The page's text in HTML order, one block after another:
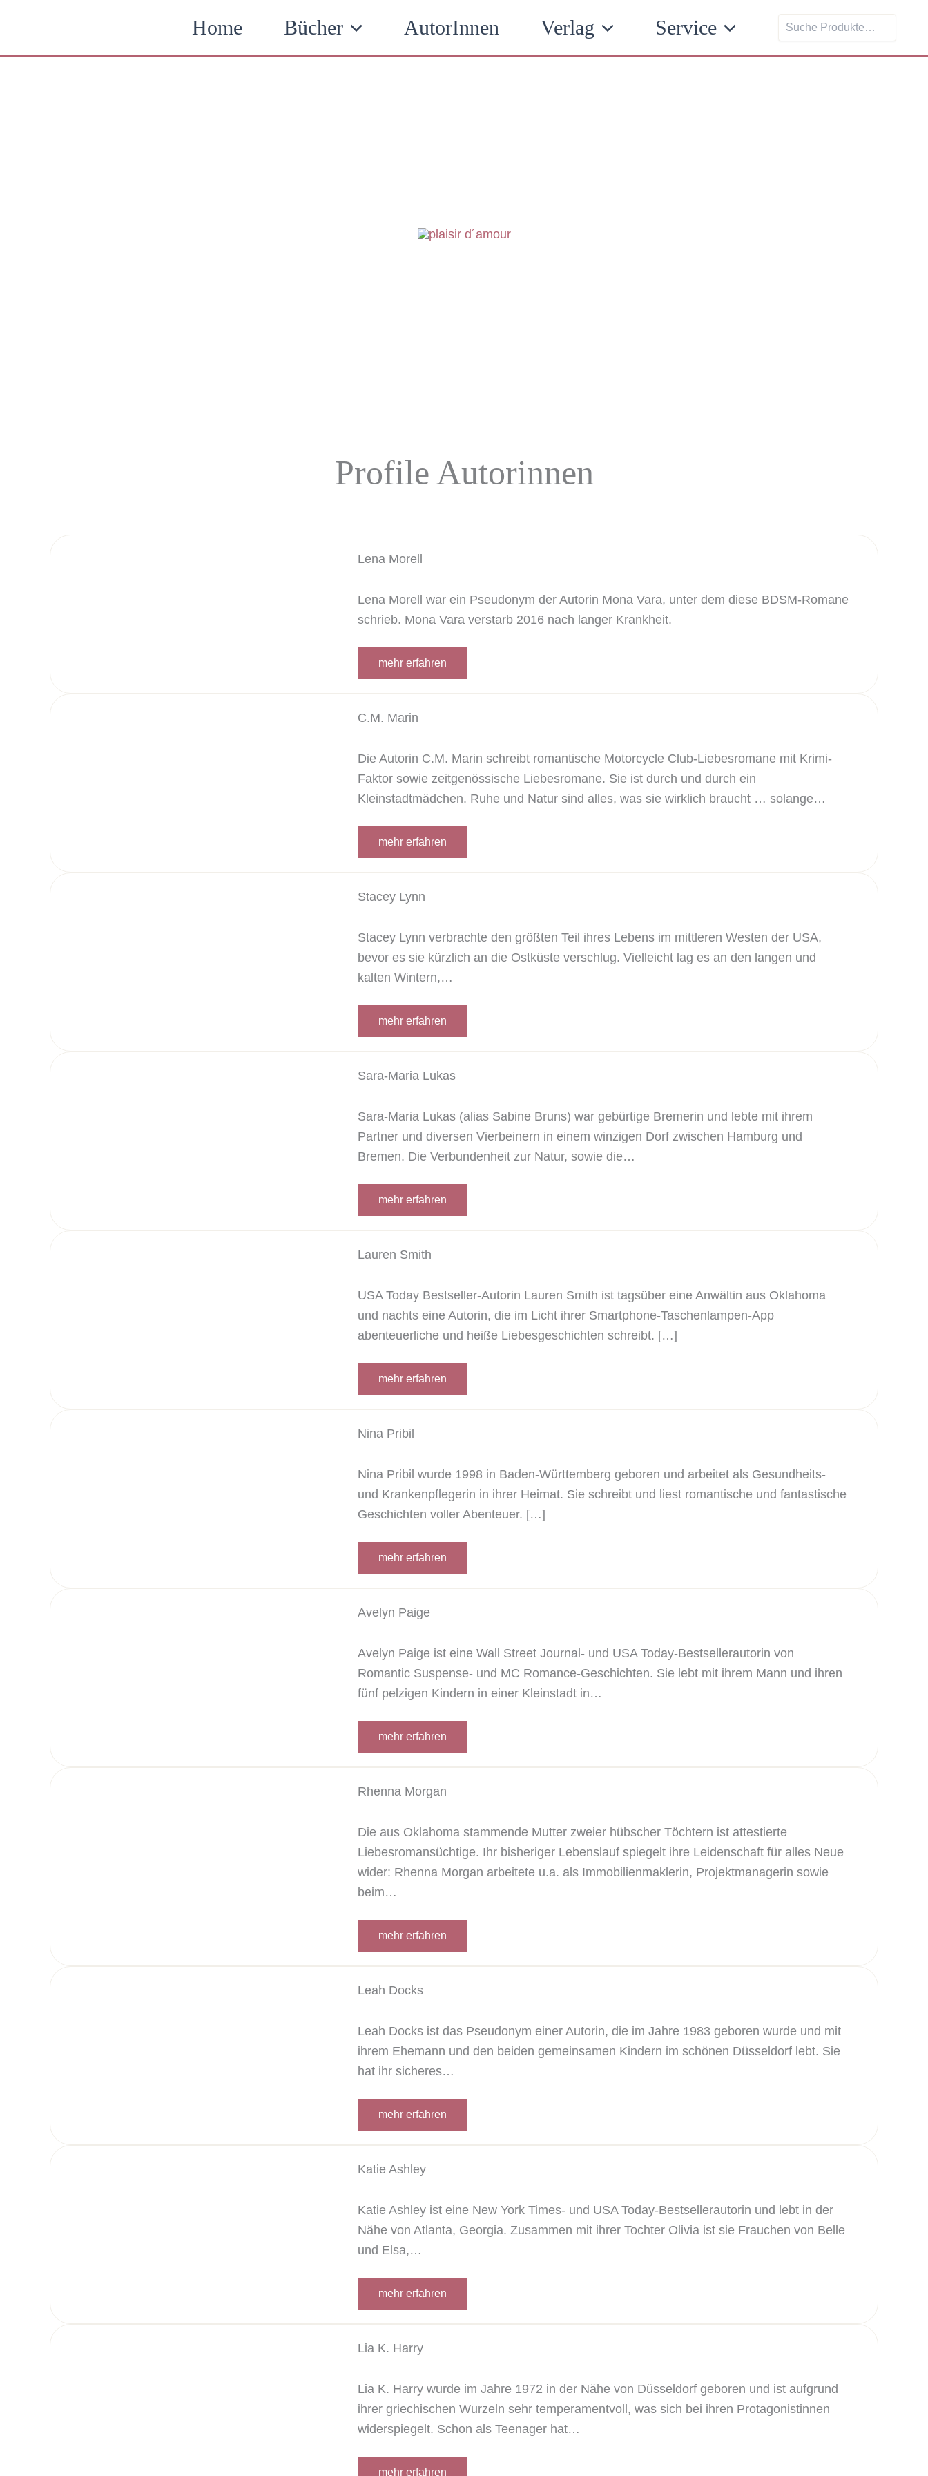
Home Bücher AutorInnen Verlag Service
Profile Autorinnen
Lena Morell
Lena Morell war ein Pseudonym der Autorin Mona Vara, unter dem diese BDSM-Romane
schrieb. Mona Vara verstarb 2016 nach langer Krankheit.
mehr erfahren
C.M. Marin
Die Autorin C.M. Marin schreibt romantische Motorcycle Club-Liebesromane mit Krimi-
Faktor sowie zeitgenössische Liebesromane. Sie ist durch und durch ein
Kleinstadtmädchen. Ruhe und Natur sind alles, was sie wirklich braucht … solange…
mehr erfahren
Stacey Lynn
Stacey Lynn verbrachte den größten Teil ihres Lebens im mittleren Westen der USA,
bevor es sie kürzlich an die Ostküste verschlug. Vielleicht lag es an den langen und
kalten Wintern,…
mehr erfahren
Sara-Maria Lukas
Sara-Maria Lukas (alias Sabine Bruns) war gebürtige Bremerin und lebte mit ihrem
Partner und diversen Vierbeinern in einem winzigen Dorf zwischen Hamburg und
Bremen. Die Verbundenheit zur Natur, sowie die…
mehr erfahren
Lauren Smith
USA Today Bestseller-Autorin Lauren Smith ist tagsüber eine Anwältin aus Oklahoma
und nachts eine Autorin, die im Licht ihrer Smartphone-Taschenlampen-App
abenteuerliche und heiße Liebesgeschichten schreibt. […]
mehr erfahren
Nina Pribil
Nina Pribil wurde 1998 in Baden-Württemberg geboren und arbeitet als Gesundheits-
und Krankenpflegerin in ihrer Heimat. Sie schreibt und liest romantische und fantastische
Geschichten voller Abenteuer. […]
mehr erfahren
Avelyn Paige
Avelyn Paige ist eine Wall Street Journal- und USA Today-Bestsellerautorin von
Romantic Suspense- und MC Romance-Geschichten. Sie lebt mit ihrem Mann und ihren
fünf pelzigen Kindern in einer Kleinstadt in…
mehr erfahren
Rhenna Morgan
Die aus Oklahoma stammende Mutter zweier hübscher Töchtern ist attestierte
Liebesromansüchtige. Ihr bisheriger Lebenslauf spiegelt ihre Leidenschaft für alles Neue
wider: Rhenna Morgan arbeitete u.a. als Immobilienmaklerin, Projektmanagerin sowie
beim…
mehr erfahren
Leah Docks
Leah Docks ist das Pseudonym einer Autorin, die im Jahre 1983 geboren wurde und mit
ihrem Ehemann und den beiden gemeinsamen Kindern im schönen Düsseldorf lebt. Sie
hat ihr sicheres…
mehr erfahren
Katie Ashley
Katie Ashley ist eine New York Times- und USA Today-Bestsellerautorin und lebt in der
Nähe von Atlanta, Georgia. Zusammen mit ihrer Tochter Olivia ist sie Frauchen von Belle
und Elsa,…
mehr erfahren
Lia K. Harry
Lia K. Harry wurde im Jahre 1972 in der Nähe von Düsseldorf geboren und ist aufgrund
ihrer griechischen Wurzeln sehr temperamentvoll, was sich bei ihren Protagonistinnen
widerspiegelt. Schon als Teenager hat…
mehr erfahren